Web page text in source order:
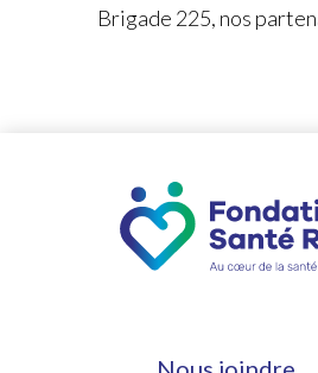
Brigade 225, nos